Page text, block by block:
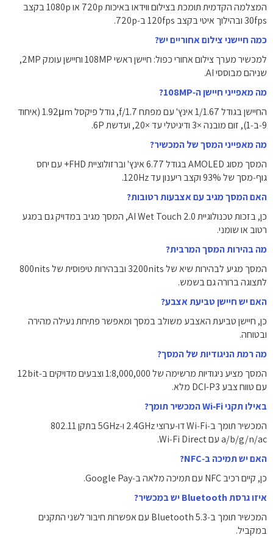
המצלמה הקדמית תומכת בצילום ווידאו באיכות ‎720p‎ או ‎1080p‎ בקצב
‎30fps‎ ובהילוך איטי בקצב ‎120fps‎ ב‑‎720p‎.
כמה חיישני צילום אחוריים יש?
למכשיר מערך צילום אחורי כפול: חיישן ראשי ‎108MP‎ וחיישן עומק ‎2MP‎,
שניהם מבוססי AI.
מה מאפייני חיישן ה‑108MP?
החיישן בגודל ‎1/1.67‎ אינץ' עם מפתח f/1.7, גודל פיקסל ‎1.92μm‎ (איחוד
9‑ב‑1), זום מובנה ×3 ודיגיטלי עד ×20, ועדשת ‎6P‎.
מה מאפייני המסך של המכשיר?
המסך מסוג AMOLED בגודל ‎6.77‎ אינץ' וברזולוציית ‎+FHD‎ עם יחס
גוף‑מסך של ‎93%‎ וקצב ריענון עד ‎120Hz‎.
האם המסך מגיב עם אצבעות רטובות?
כן, בזכות טכנולוגיית AI Wet Touch 2.0, המסך מגיב במדויק גם במגע
רטוב או שומני.
מה בהירות המסך המרבית?
המסך מגיע לבהירות שיא של ‎3200nits‎ ובבהירות טיפוסית של ‎800nits‎
לתצוגה ברורה גם בשמש.
האם יש חיישן טביעת אצבע?
כן, חיישן טביעת האצבע משולב במסך ומאפשר פתיחת נעילה מהירה
ובטוחה.
מה רמת הניגודיות של המסך?
המסך מציע ניגודיות מרשימה של ‎1:8,000,000‎ וצבעים מדויקים ב‑‎12bit‎
עם טווח צבע DCI-P3 מלא.
באילו תקני Wi‑Fi המכשיר תומך?
המכשיר תומך ב‑Wi‑Fi דו‑ערוצי ‎2.4GHz‎ ו‑‎5GHz‎ בתקן ‎802.11
a/b/g/n/ac‎ עם Wi‑Fi Direct.
האם יש תמיכה ב‑NFC?
כן, קיים רכיב NFC עם תמיכה מלאה ב‑Google Pay.
איזו גרסת Bluetooth יש במכשיר?
המכשיר תומך ב‑Bluetooth 5.3 עם אפשרות חיבור לשני התקנים
במקביל.